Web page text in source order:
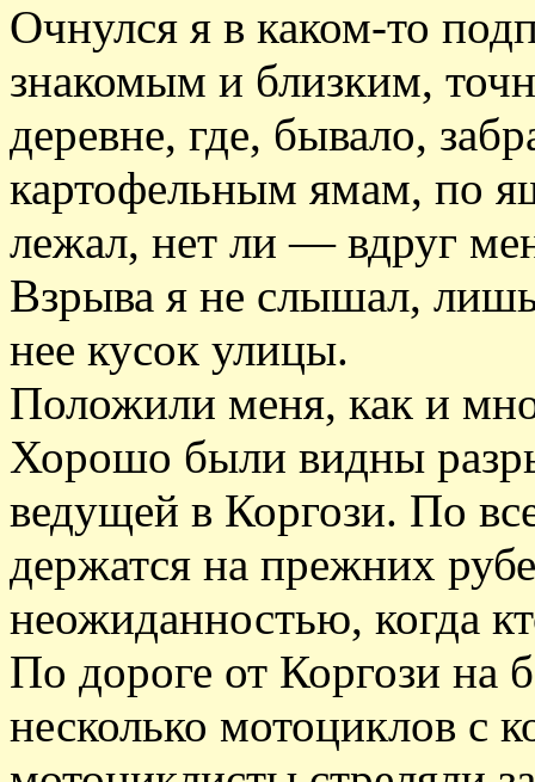
Очнулся я в каком-то
знакомым и близким,
деревне, где, бывало,
картофельным ямам, по
лежал, нет ли — вдруг
Взрыва я не слышал,
нее кусок улицы.
Положили меня, как и
Хорошо были видны
ведущей в Коргози. По
держатся на прежних
неожиданностью, когда
По дороге от Коргози на
несколько мотоциклов с